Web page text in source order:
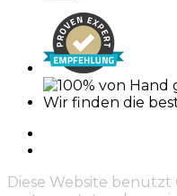
Wir finden die
Diese Website benutzt